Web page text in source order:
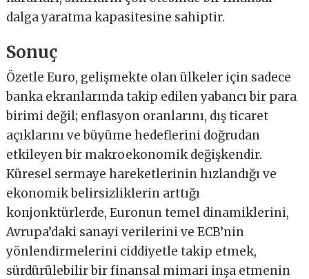
dalga yaratma kapasitesine sahiptir.
Sonuç
Özetle Euro, gelişmekte olan ülkeler için sadece
banka ekranlarında takip edilen yabancı bir para
birimi değil; enflasyon oranlarını, dış ticaret
açıklarını ve büyüme hedeflerini doğrudan
etkileyen bir makroekonomik değişkendir.
Küresel sermaye hareketlerinin hızlandığı ve
ekonomik belirsizliklerin arttığı
konjonktürlerde, Euronun temel dinamiklerini,
Avrupa’daki sanayi verilerini ve ECB’nin
yönlendirmelerini ciddiyetle takip etmek,
sürdürülebilir bir finansal mimari inşa etmenin